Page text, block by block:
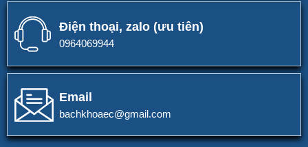
Điện thoại, zalo (ưu tiên)
0964069944
Email
bachkhoaec@gmail.com